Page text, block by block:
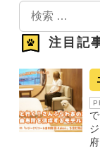
検
索
注目記